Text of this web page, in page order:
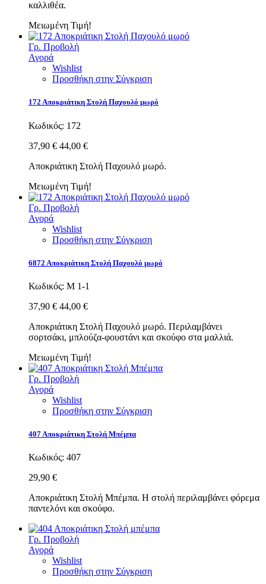
καλλιθέα.
Μειωμένη Τιμή!
Γρ. Προβολή
Αγορά
Wishlist
Προσθήκη στην Σύγκριση
172 Αποκριάτικη Στολή Παχουλό μωρό
Κωδικός: 172
37,90 € 44,00 €
Αποκριάτικη Στολή Παχουλό μωρό.
Μειωμένη Τιμή!
Γρ. Προβολή
Αγορά
Wishlist
Προσθήκη στην Σύγκριση
6872 Αποκριάτικη Στολή Παχουλό μωρό
Κωδικός: Μ 1-1
37,90 € 44,00 €
Αποκριάτικη Στολή Παχουλό μωρό. Περιλαμβάνει
σορτσάκι, μπλούζα-φουστάνι και σκούφο στα μαλλιά.
Μειωμένη Τιμή!
Γρ. Προβολή
Αγορά
Wishlist
Προσθήκη στην Σύγκριση
407 Αποκριάτικη Στολή Μπέμπα
Κωδικός: 407
29,90 €
Αποκριάτικη Στολή Μπέμπα. Η στολή περιλαμβάνει φόρεμα
παντελόνι και σκούφο.
Γρ. Προβολή
Αγορά
Wishlist
Προσθήκη στην Σύγκριση